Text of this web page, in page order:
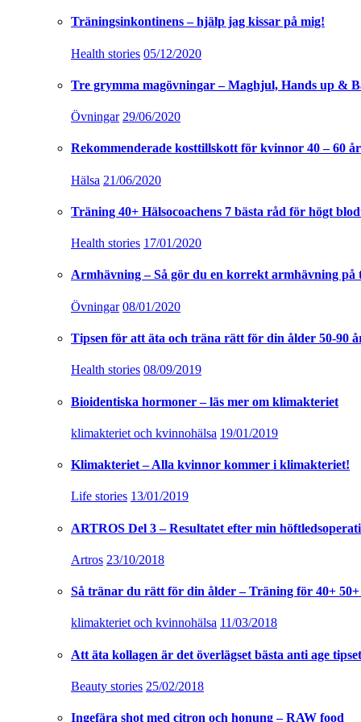
Träningsinkontinens – hjälp jag kissar på mig!
Health stories 05/12/2020
Tre grymma magövningar – Maghjul, Hands up &
Övningar 29/06/2020
Rekommenderade kosttillskott för kvinnor 40 – 60 år
Hälsa 21/06/2020
Träning 40+ Hälsocoachens 7 bästa råd för högt
Health stories 17/01/2020
Armhävning – Så gör du en korrekt armhävning på
Övningar 08/01/2020
Tipsen för att äta och träna rätt för din ålder 50-90
Health stories 08/09/2019
Bioidentiska hormoner – läs mer om klimakteriet
klimakteriet och kvinnohälsa 19/01/2019
Klimakteriet – Alla kvinnor kommer i klimakteriet!
Life stories 13/01/2019
ARTROS Del 3 – Resultatet efter min
Artros 23/10/2018
Så tränar du rätt för din ålder – Träning för 40+ 50+
klimakteriet och kvinnohälsa 11/03/2018
Att äta kollagen är det överlägset bästa anti age
Beauty stories 25/02/2018
Ingefära shot med citron och honung – RAW food